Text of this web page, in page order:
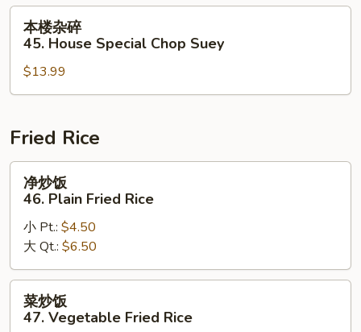
Roast
Pork
Chop
Suey
45.
Special
Suey
本楼杂碎
45. House Special Chop Suey
$13.99
Fried Rice
46.
Plain
Fried
Rice
净炒饭
46. Plain Fried Rice
小 Pt.: $4.50
大 Qt.: $6.50
菜炒饭
47. Vegetable Fried Rice